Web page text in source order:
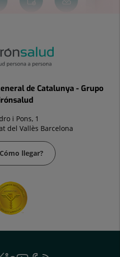
de Catalunya - Grupo
i Pons, 1
del Vallès Barcelona
llegar?